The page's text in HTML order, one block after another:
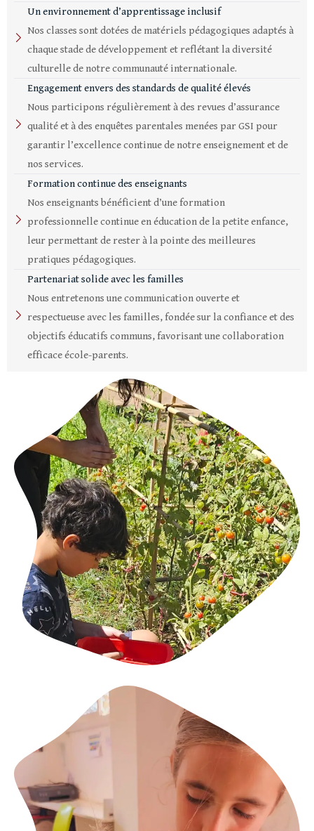
Un environnement d’apprentissage inclusif
Nos classes sont dotées de matériels pédagogiques adaptés à
chaque stade de développement et reflétant la diversité
culturelle de notre communauté internationale.
Engagement envers des standards de qualité élevés
Nous participons régulièrement à des revues d’assurance
qualité et à des enquêtes parentales menées par GSI pour
garantir l’excellence continue de notre enseignement et de
nos services.
Formation continue des enseignants
Nos enseignants bénéficient d’une formation
professionnelle continue en éducation de la petite enfance,
leur permettant de rester à la pointe des meilleures
pratiques pédagogiques.
Partenariat solide avec les familles
Nous entretenons une communication ouverte et
respectueuse avec les familles, fondée sur la confiance et des
objectifs éducatifs communs, favorisant une collaboration
efficace école-parents.